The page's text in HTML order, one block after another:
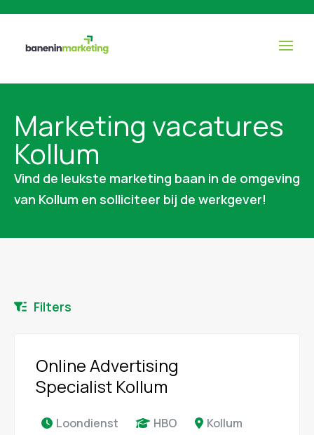
Marketing vacatures
Kollum
Vind de leukste marketing baan in de omgeving
van Kollum en solliciteer bij de werkgever!
Filters
Online Advertising
Specialist Kollum
Loondienst HBO Kollum